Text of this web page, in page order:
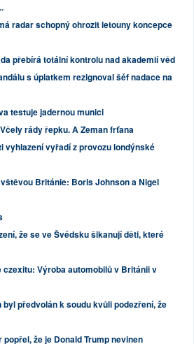
radar schopný ohrozit letouny koncepce
přebírá totální kontrolu nad akademií věd
s úplatkem rezignoval šéf nadace na
testuje jadernou munici
Včely rády řepku. A Zeman frťana
vyhlazení vyřadí z provozu londýnské
Británie: Boris Johnson a Nigel
že se ve Švédsku šikanují děti, které
czexitu: Výroba automobilů v Británii v
předvolán k soudu kvůli podezření, že
popřel, že je Donald Trump nevinen